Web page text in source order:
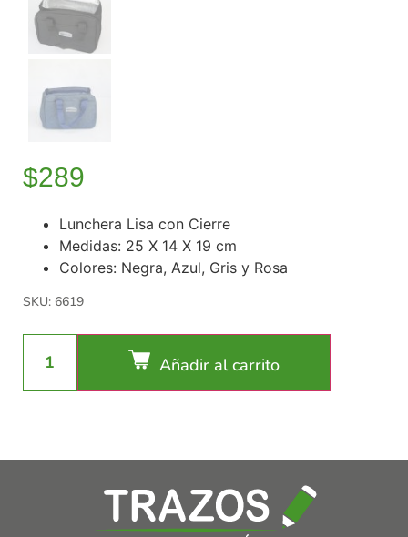
$289
Lunchera Lisa con Cierre
Medidas: 25 X 14 X 19 cm
Colores: Negra, Azul, Gris y Rosa
SKU: 6619
Añadir al carrito